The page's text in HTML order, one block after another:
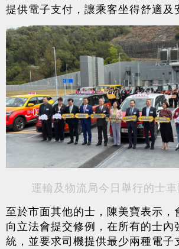
提供電子支付，讓乘客坐得舒適及
運輸及物流局今日舉行的士車
至於市面其他的士，陳美寶表示，
向立法會提交修例，在所有的士內
統，並要求司機提供最少兩種電子